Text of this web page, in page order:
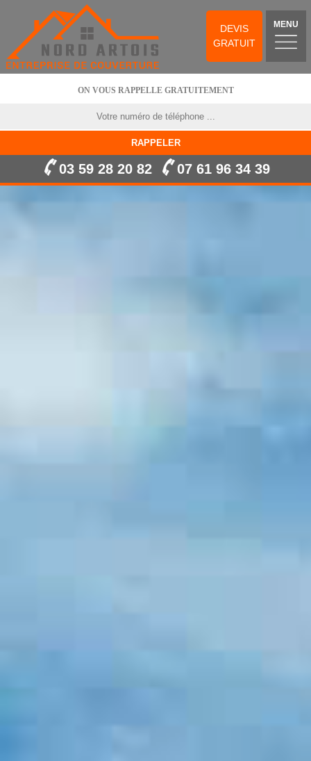
DEVIS
GRATUIT
MENU
ON VOUS RAPPELLE GRATUITEMENT
03 59 28 20 82 07 61 96 34 39